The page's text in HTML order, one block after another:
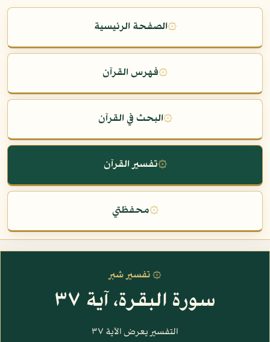
۞الصفحة الرئيسية
۞فهرس القرآن
۞البحث في القرآن
۞تفسير القرآن
۞محفظتي
۞ تفسير شبر
سورة البقرة، آية ٣٧
التفسير يعرض الآية ٣٧